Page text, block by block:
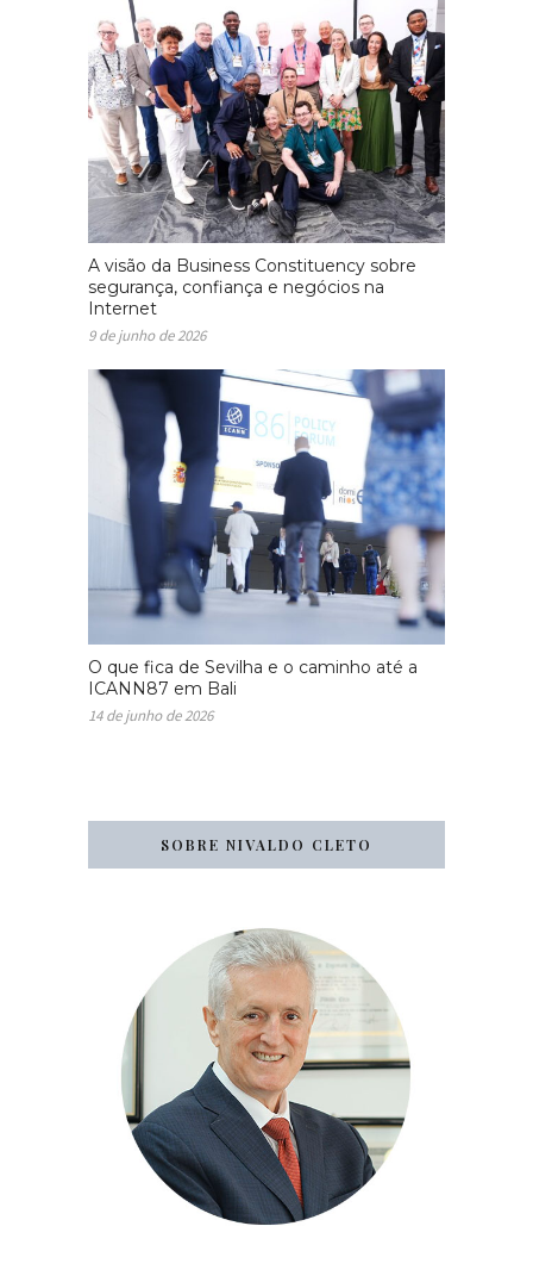
A visão da Business Constituency sobre
segurança, confiança e negócios na
Internet
9 de junho de 2026
O que fica de Sevilha e o caminho até a
ICANN87 em Bali
14 de junho de 2026
SOBRE NIVALDO CLETO